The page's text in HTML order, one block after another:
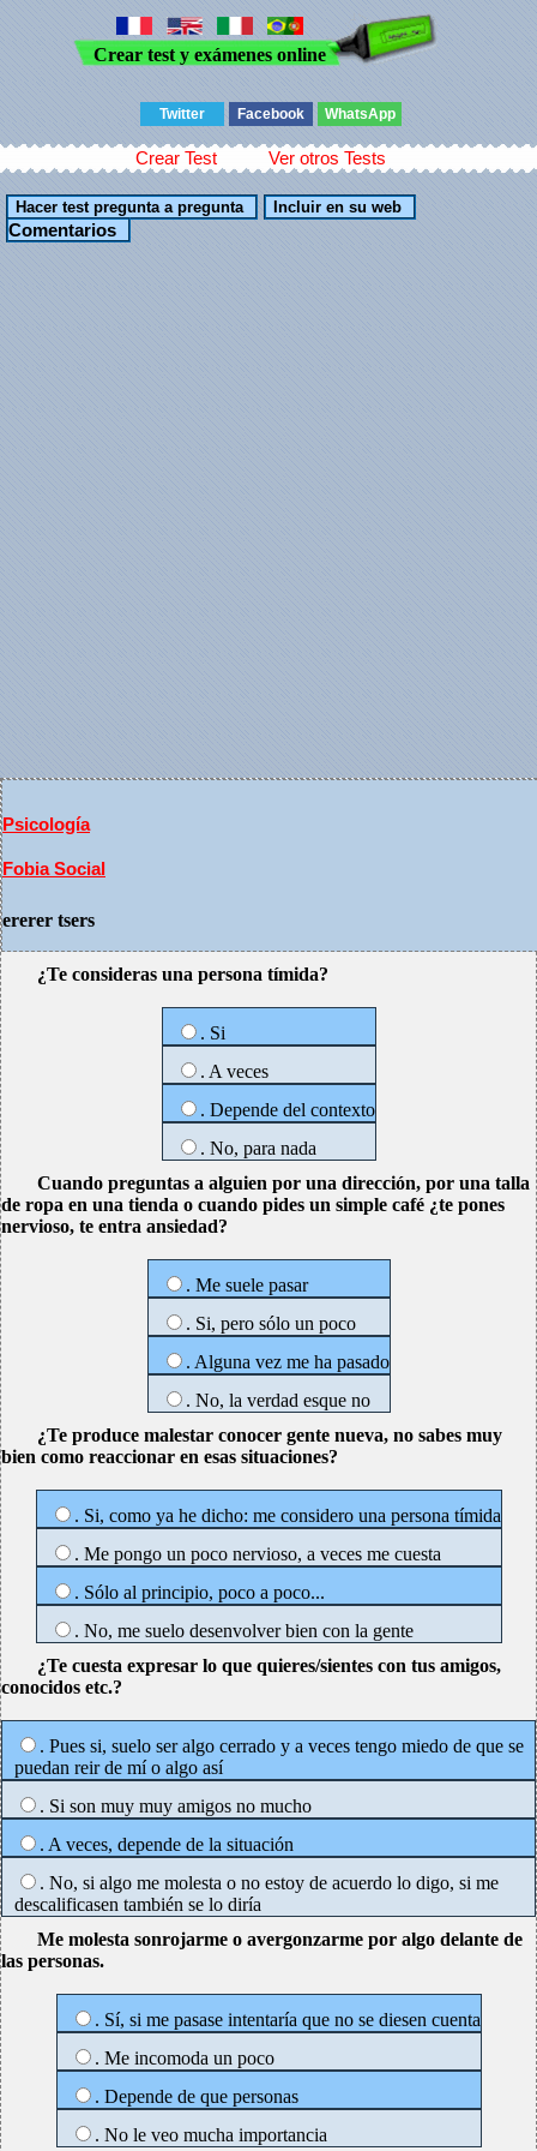
Crear test y exámenes online
Twitter Facebook WhatsApp
Crear Test Ver otros Tests
Comentarios
Psicología
Fobia Social
ererer tsers
¿Te consideras una persona tímida?
. Si
. A veces
. Depende del contexto
. No, para nada
Cuando preguntas a alguien por una dirección, por una talla
de ropa en una tienda o cuando pides un simple café ¿te pones
nervioso, te entra ansiedad?
. Me suele pasar
. Si, pero sólo un poco
. Alguna vez me ha pasado
. No, la verdad esque no
¿Te produce malestar conocer gente nueva, no sabes muy
bien como reaccionar en esas situaciones?
. Si, como ya he dicho: me considero una persona tímida
. Me pongo un poco nervioso, a veces me cuesta
. Sólo al principio, poco a poco...
. No, me suelo desenvolver bien con la gente
¿Te cuesta expresar lo que quieres/sientes con tus amigos,
conocidos etc.?
. Pues si, suelo ser algo cerrado y a veces tengo miedo de que se
puedan reir de mí o algo así
. Si son muy muy amigos no mucho
. A veces, depende de la situación
. No, si algo me molesta o no estoy de acuerdo lo digo, si me
descalificasen también se lo diría
Me molesta sonrojarme o avergonzarme por algo delante de
las personas.
. Sí, si me pasase intentaría que no se diesen cuenta
. Me incomoda un poco
. Depende de que personas
. No le veo mucha importancia